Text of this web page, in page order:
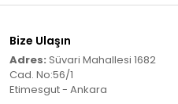
Bize Ulaşın
Adres: Süvari Mahallesi 1682
Cad. No:56/1
Etimesgut - Ankara